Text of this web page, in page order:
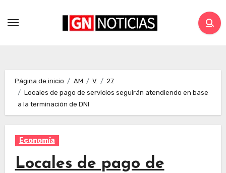
Página de inicio AM V
27
Locales de pago de servicios seguirán atendiendo en base
a la terminación de DNI
Economía
Locales de pago de